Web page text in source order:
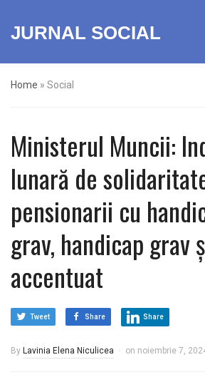
JURNAL SOCIAL
Home » Social
Ministerul Muncii:
lunară de
pensionarii cu
grav, handicap grav
accentuat
Tweet Share Share
By Lavinia Elena Niculicea on noiembrie 7,